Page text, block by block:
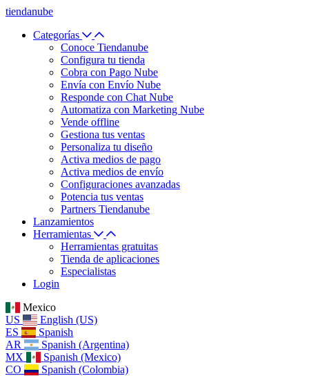
tiendanube
Categorías
Conoce Tiendanube
Configura tu tienda
Cobra con Pago Nube
Envía con Envío Nube
Responde con Chat Nube
Automatiza con Marketing Nube
Vende offline
Gestiona tus ventas
Personaliza tu diseño
Activa medios de pago
Activa medios de envío
Configuraciones avanzadas
Potencia tus ventas
Partners Tiendanube
Lanzamientos
Herramientas
Herramientas gratuitas
Tienda de aplicaciones
Especialistas
Login
Mexico
US
English (US)
ES
Spanish
AR
Spanish (Argentina)
MX
Spanish (Mexico)
CO
Spanish (Colombia)